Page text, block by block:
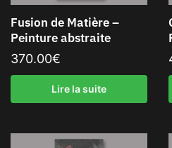
Fusion de Matière –
Peinture abstraite
370.00€
Lire la suite